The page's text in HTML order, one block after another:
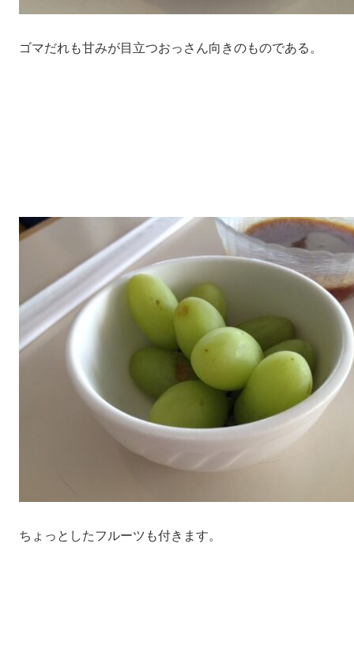
ゴマだれも甘みが目立つおっさん向きのものである。
ちょっとしたフルーツも付きます。